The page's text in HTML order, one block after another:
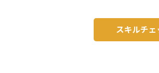
スキルチ